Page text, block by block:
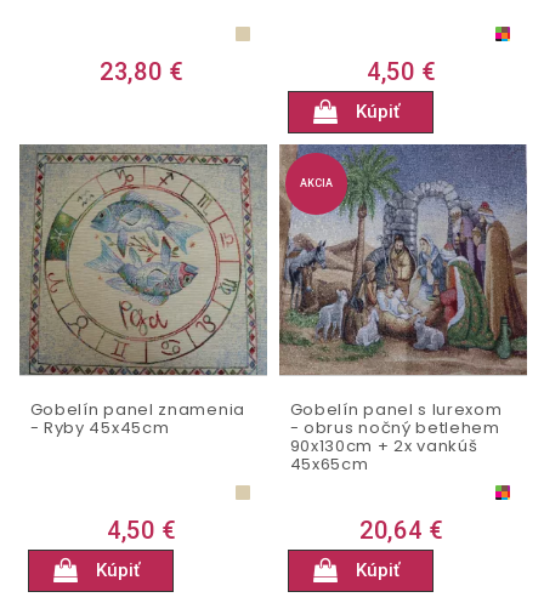
23,80 € 4,50 €
Kúpiť
Gobelín panel znamenia
- Ryby 45x45cm
4,50 €
Kúpiť
AKCIA
Gobelín panel s lurexom
- obrus nočný betlehem
90x130cm + 2x vankúš
45x65cm
20,64 €
Kúpiť